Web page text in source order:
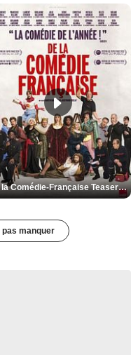
De la Comédie-Française Teaser VF
pas manquer